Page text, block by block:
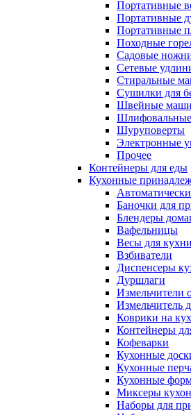
Портативные
Портативные
Портативные
Походные
Садовые
Сетевые
Стиральные
Сушилки для
Швейные
Шуруповерты
Электронные
Прочее
Контейнеры для еды
Кухонные
Баночки для
Блендеры
Вафельницы
Весы для кухни
Взбиватели
Диспенсеры
Дуршлаги
Измельчители
Измельчитель
Коврики на
Контейнеры
Кофеварки
Кухонные
Кухонные
Кухонные
Миксеры
Наборы для